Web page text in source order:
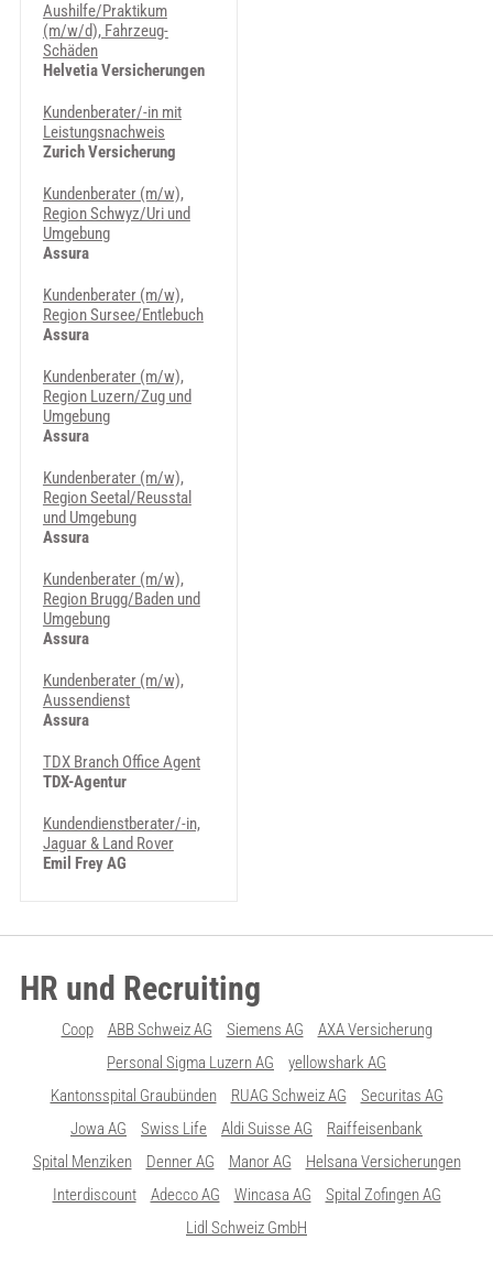
Aushilfe/Praktikum
(m/w/d), Fahrzeug-
Schäden
Helvetia Versicherungen
Kundenberater/-in mit
Leistungsnachweis
Zurich Versicherung
Kundenberater (m/w),
Region Schwyz/Uri und
Umgebung
Assura
Kundenberater (m/w),
Region Sursee/Entlebuch
Assura
Kundenberater (m/w),
Region Luzern/Zug und
Umgebung
Assura
Kundenberater (m/w),
Region Seetal/Reusstal
und Umgebung
Assura
Kundenberater (m/w),
Region Brugg/Baden und
Umgebung
Assura
Kundenberater (m/w),
Aussendienst
Assura
TDX Branch Office Agent
TDX-Agentur
Kundendienstberater/-in,
Jaguar & Land Rover
Emil Frey AG
HR und Recruiting
Coop ABB Schweiz AG Siemens AG
AXA Versicherung
Personal Sigma Luzern AG
yellowshark AG
Kantonsspital Graubünden
RUAG Schweiz AG
Securitas AG
Jowa AG
Swiss Life Aldi Suisse AG
Raiffeisenbank
Spital Menziken
Denner AG Manor AG
Helsana Versicherungen
Interdiscount
Adecco AG Wincasa AG
Spital Zofingen AG
Lidl Schweiz GmbH